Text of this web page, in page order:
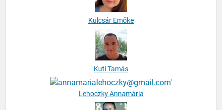
Kulcsár Emőke
Kuti Tamás
Lehoczky Annamária